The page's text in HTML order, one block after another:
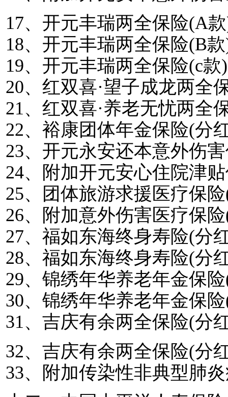
17、开元丰瑞两全保险(A款
18、开元丰瑞两全保险(B款
19、开元丰瑞两全保险(c款
20、红双喜·望子成龙两全
21、红双喜·养老无忧两全
22、裕康团体年金保险(分
23、开元永安还本意外伤
24、附加开元安心住院津
25、团体旅游求援医疗保险
26、附加意外伤害医疗保险
27、福如东海终身寿险(分
28、福如东海终身寿险(分
29、锦绣年华养老年金保险
30、锦绣年华养老年金保险
31、吉庆有余两全保险(分
32、吉庆有余两全保险(分
33、附加传染性非典型肺